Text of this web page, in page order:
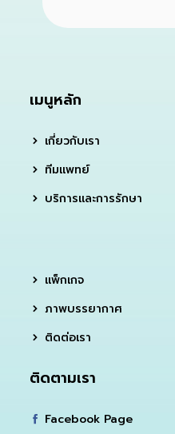
เมนูหลัก
เกี่ยวกับเรา
ทีมแพทย์
บริการและการรักษา
แพ็กเกจ
ภาพบรรยากาศ
ติดต่อเรา
ติดตามเรา
Facebook Page